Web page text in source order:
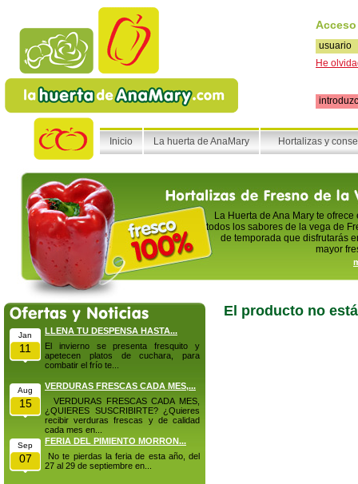
He
Inicio La huerta de AnaMary Hortalizas y
La Huerta de Ana Mary te
todos los sabores de la vega de
de temporada que disfrutarás
mayor
Jan
11
LLENA TU DESPENSA HASTA...
El invierno se presenta fresquito y
apetecen platos de cuchara, para
combatir el frío te...
Aug
15
VERDURAS FRESCAS CADA MES,...
VERDURAS FRESCAS CADA MES,
¿QUIERES SUSCRIBIRTE? ¿Quieres
recibir verduras frescas y de calidad
cada mes en...
Sep
07
FERIA DEL PIMIENTO MORRON...
No te pierdas la feria de esta año, del
27 al 29 de septiembre en...
El producto no